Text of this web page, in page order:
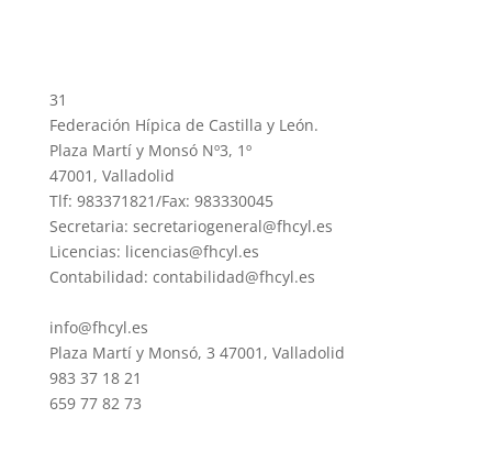
31
Federación Hípica de Castilla y León.
Plaza Martí y Monsó Nº3, 1º
47001, Valladolid
Tlf: 983371821/Fax: 983330045
Secretaria: secretariogeneral@fhcyl.es
Licencias: licencias@fhcyl.es
Contabilidad: contabilidad@fhcyl.es
info@fhcyl.es
Plaza Martí y Monsó, 3 47001, Valladolid
983 37 18 21
659 77 82 73